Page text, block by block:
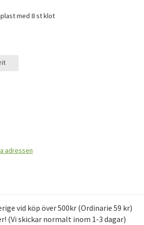
med 8 st klot
adressen
vid köp över 500kr (Ordinarie 59 kr)
(Vi skickar normalt inom 1-3 dagar)